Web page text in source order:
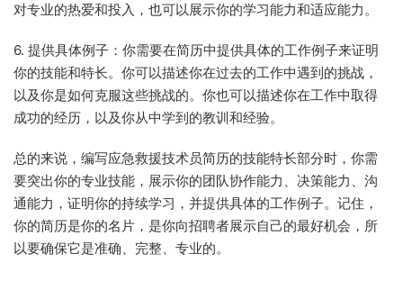
对专业的热爱和投入，也可以展示你的学习能力和适应能力。
6. 提供具体例子：你需要在简历中提供具体的工作例子来证明
你的技能和特长。你可以描述你在过去的工作中遇到的挑战，
以及你是如何克服这些挑战的。你也可以描述你在工作中取得
成功的经历，以及你从中学到的教训和经验。
总的来说，编写应急救援技术员简历的技能特长部分时，你需
要突出你的专业技能，展示你的团队协作能力、决策能力、沟
通能力，证明你的持续学习，并提供具体的工作例子。记住，
你的简历是你的名片，是你向招聘者展示自己的最好机会，所
以要确保它是准确、完整、专业的。